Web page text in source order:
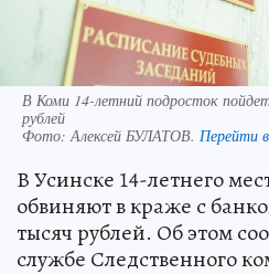
В Коми 14-летний подросток
рублей
Фото:Алексей БУЛАТОВ. Перейти
В Усинске 14-летнего
обвиняют в краже с
тысяч рублей. Об этом
службе Следственного